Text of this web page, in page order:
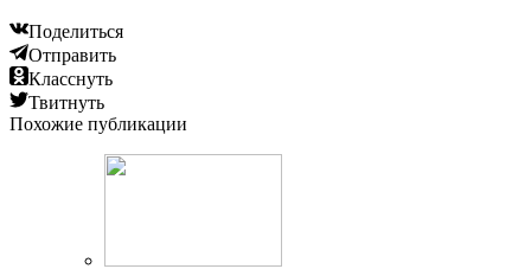
Поделиться
Отправить
Класснуть
Твитнуть
Похожие публикации